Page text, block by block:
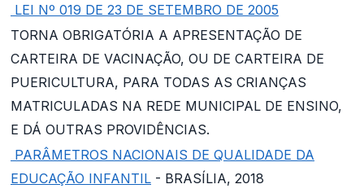
LEI Nº 019 DE 23 DE SETEMBRO DE 2005
TORNA OBRIGATÓRIA A APRESENTAÇÃO DE
CARTEIRA DE VACINAÇÃO, OU DE CARTEIRA DE
PUERICULTURA, PARA TODAS AS CRIANÇAS
MATRICULADAS NA REDE MUNICIPAL DE ENSINO,
E DÁ OUTRAS PROVIDÊNCIAS.
PARÂMETROS NACIONAIS DE QUALIDADE DA
EDUCAÇÃO INFANTIL - BRASÍLIA, 2018